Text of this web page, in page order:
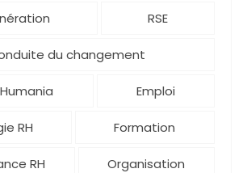
RSE
du changement
Emploi
RH Formation
RH Organisation